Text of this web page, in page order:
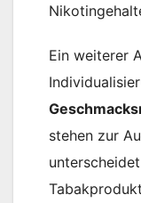
Ein weiterer
stehen zur